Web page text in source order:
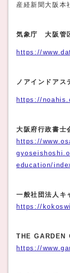
産経新聞大阪本
気象庁 大阪管
https://
ノアインドアス
https://
大阪府行政書士
https://
education/
一般社団法人キ
https://
THE GARDEN
https://